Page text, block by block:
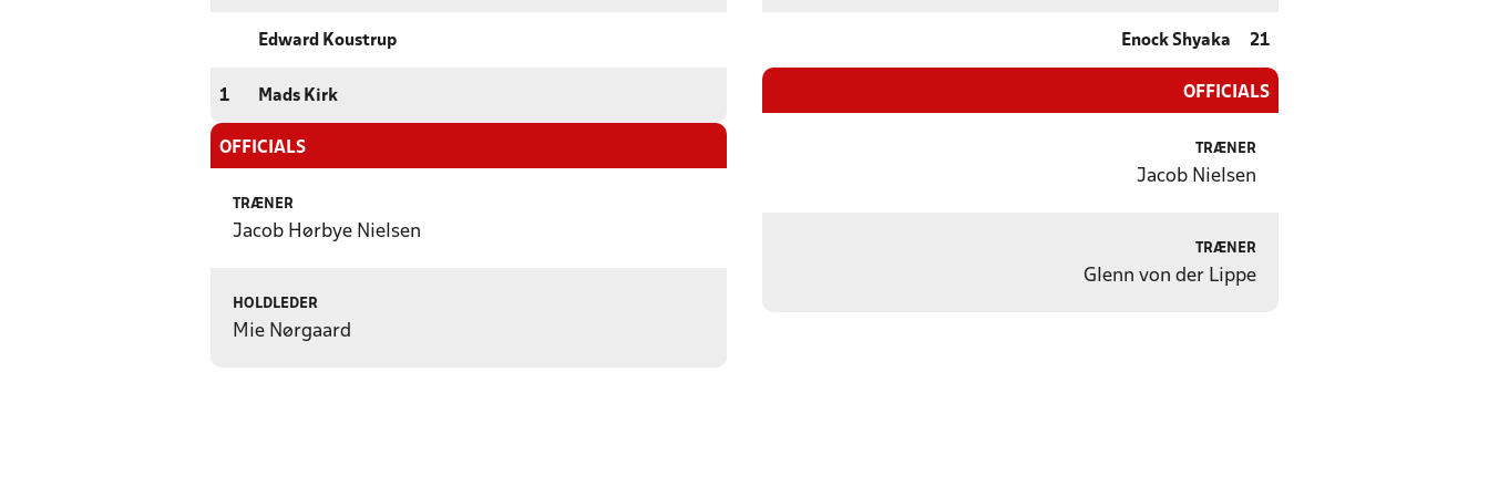
Edward Koustrup
1 Mads Kirk
OFFICIALS
TRÆNER
Jacob Hørbye Nielsen
HOLDLEDER
Mie Nørgaard
Enock Shyaka 21
OFFICIALS
TRÆNER
Jacob Nielsen
TRÆNER
Glenn von der Lippe